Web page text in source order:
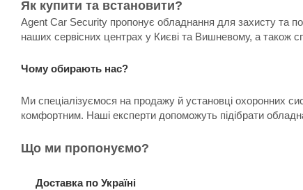
Як купити та встановити?
Agent Car Security пропонує обладнання для захисту та
наших сервісних центрах у Києві та Вишневому, а також
Чому обирають нас?
Ми спеціалізуємося на продажу й установці охоронних
комфортним. Наші експерти допоможуть підібрати
Що ми пропонуємо?
Доставка по Україні